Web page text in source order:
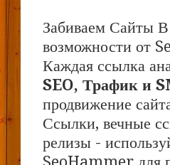
Забиваем
возможности от
Каждая ссылка
SEO, Трафик и
продвижение
Ссылки, вечные
релизы -